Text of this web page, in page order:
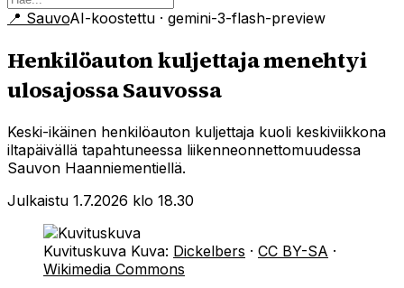
📍 SauvoAI-koostettu · gemini-3-flash-preview
Henkilöauton kuljettaja menehtyi
ulosajossa Sauvossa
Keski-ikäinen henkilöauton kuljettaja kuoli keskiviikkona
iltapäivällä tapahtuneessa liikenneonnettomuudessa
Sauvon Haanniementiellä.
Julkaistu 1.7.2026 klo 18.30
Kuvituskuva Kuva: Dickelbers · CC BY-SA ·
Wikimedia Commons